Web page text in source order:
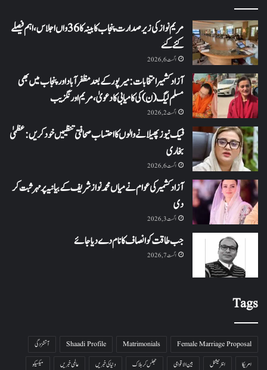
مریم نواز کی زیر صدارت پنجاب کابینہ کا 36واں اجلاس،اہم فیصلے
کئے گئے
اگست 6, 2026
آزاد کشمیر انتخابات: میرپور کے بعد مظفرآباد اور پنجاب میں بھی
مسلم لیگ (ن) کی کامیابی کا دعویٰ، مریم اورنگزیب
اگست 2, 2026
فیک نیوز پھیلانے والوں کا احتساب صحافتی تنظیمیں خود کریں: عظمیٰ
بخاری
اگست 6, 2026
آزاد کشمیر کی عوام نے میاں محمد نواز شریف کے بیانیہ پر مہر ثبت کر
دی
اگست 3, 2026
جب طاقت کو انصاف کا نام دے دیا جائے
اگست 7, 2026
Tags
Female Marriage Proposal
Matrimonials
Shaadi Profile
آتشزدگی
امریکا
انٹرنیشنل بین الاقوامی جھلس کر ہلاک دنیا کی خبریں عالمی خبریں
میکسیکو